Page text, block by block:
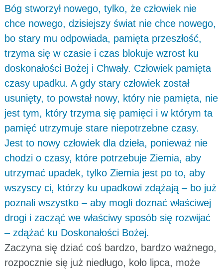
Bóg stworzył nowego, tylko, że człowiek nie
chce nowego, dzisiejszy świat nie chce nowego,
bo stary mu odpowiada, pamięta przeszłość,
trzyma się w czasie i czas blokuje wzrost ku
doskonałości Bożej i Chwały. Człowiek pamięta
czasy upadku. A gdy stary człowiek został
usunięty, to powstał nowy, który nie pamięta, nie
jest tym, który trzyma się pamięci i w którym ta
pamięć utrzymuje stare niepotrzebne czasy.
Jest to nowy człowiek dla dzieła, ponieważ nie
chodzi o czasy, które potrzebuje Ziemia, aby
utrzymać upadek, tylko Ziemia jest po to, aby
wszyscy ci, którzy ku upadkowi zdążają – bo już
poznali wszystko – aby mogli doznać właściwej
drogi i zacząć we właściwy sposób się rozwijać
– zdążać ku Doskonałości Bożej.
Zaczyna się dziać coś bardzo, bardzo ważnego,
rozpocznie się już niedługo, koło lipca, może